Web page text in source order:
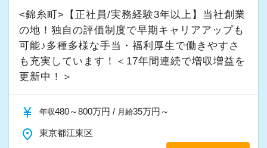
<錦糸町>【正社員/実務経験3年以上】当社創業
の地！独自の評価制度で早期キャリアアップも
可能♪多種多様な手当・福利厚生で働きやすさ
も充実しています！＜17年間連続で増収増益を
更新中！＞
currency_yen 年収480～800万円 / 月給35万円～
place 東京都江東区